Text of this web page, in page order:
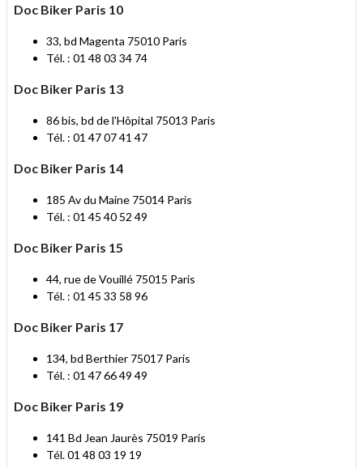
Doc Biker Paris 10
33, bd Magenta 75010 Paris
Tél. : 01 48 03 34 74
Doc Biker Paris 13
86 bis, bd de l'Hôpital 75013 Paris
Tél. : 01 47 07 41 47
Doc Biker Paris 14
185 Av du Maine 75014 Paris
Tél. : 01 45 40 52 49
Doc Biker Paris 15
44, rue de Vouillé 75015 Paris
Tél. : 01 45 33 58 96
Doc Biker Paris 17
134, bd Berthier 75017 Paris
Tél. : 01 47 66 49 49
Doc Biker Paris 19
141 Bd Jean Jaurès 75019 Paris
Tél. 01 48 03 19 19